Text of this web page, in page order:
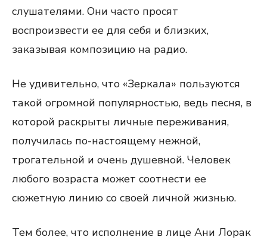
слушателями. Они часто просят
воспроизвести ее для себя и близких,
заказывая композицию на радио.
Не удивительно, что «Зеркала» пользуются
такой огромной популярностью, ведь песня, в
которой раскрыты личные переживания,
получилась по-настоящему нежной,
трогательной и очень душевной. Человек
любого возраста может соотнести ее
сюжетную линию со своей личной жизнью.
Тем более, что исполнение в лице Ани Лорак